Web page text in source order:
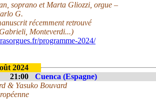
soprano et Marta Gliozzi, orgue –
G.
récemment retrouvé
Monteverdi...)
programme-2024/
2024
21:00
Cuenca (Espagne)
& Yasuko Bouvard